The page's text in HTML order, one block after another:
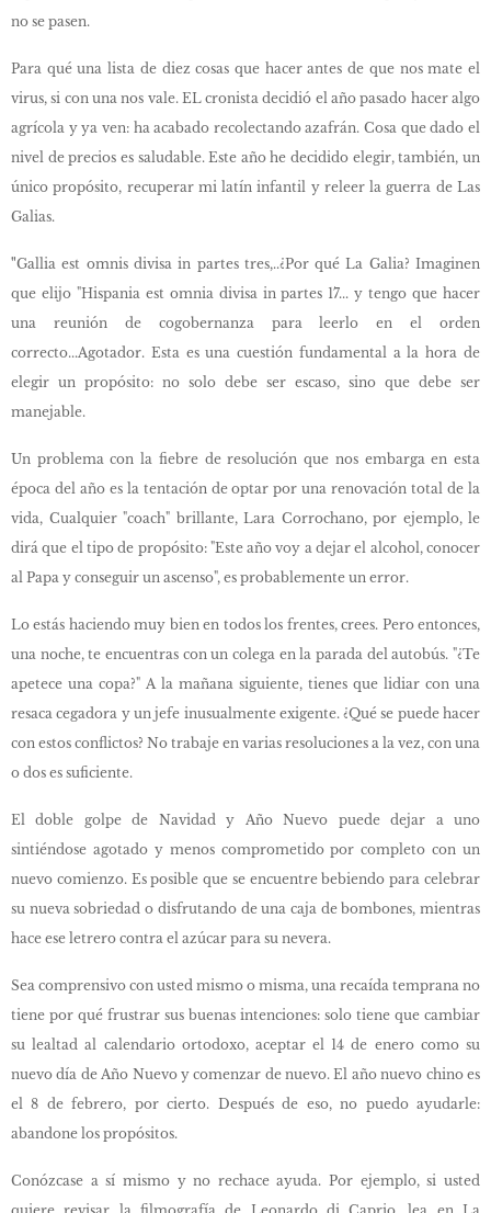
no se pasen.
Para qué una lista de diez cosas que hacer antes de que nos mate el
virus, si con una nos vale. EL cronista decidió el año pasado hacer algo
agrícola y ya ven: ha acabado recolectando azafrán. Cosa que dado el
nivel de precios es saludable. Este año he decidido elegir, también, un
único propósito, recuperar mi latín infantil y releer la guerra de Las
Galias.
"Gallia est omnis divisa in partes tres,..¿Por qué La Galia? Imaginen
que elijo "Hispania est omnia divisa in partes 17... y tengo que hacer
una reunión de cogobernanza para leerlo en el orden
correcto...Agotador. Esta es una cuestión fundamental a la hora de
elegir un propósito: no solo debe ser escaso, sino que debe ser
manejable.
Un problema con la fiebre de resolución que nos embarga en esta
época del año es la tentación de optar por una renovación total de la
vida, Cualquier "coach" brillante, Lara Corrochano, por ejemplo, le
dirá que el tipo de propósito: "Este año voy a dejar el alcohol, conocer
al Papa y conseguir un ascenso", es probablemente un error.
Lo estás haciendo muy bien en todos los frentes, crees. Pero entonces,
una noche, te encuentras con un colega en la parada del autobús. "¿Te
apetece una copa?" A la mañana siguiente, tienes que lidiar con una
resaca cegadora y un jefe inusualmente exigente. ¿Qué se puede hacer
con estos conflictos? No trabaje en varias resoluciones a la vez, con una
o dos es suficiente.
El doble golpe de Navidad y Año Nuevo puede dejar a uno
sintiéndose agotado y menos comprometido por completo con un
nuevo comienzo. Es posible que se encuentre bebiendo para celebrar
su nueva sobriedad o disfrutando de una caja de bombones, mientras
hace ese letrero contra el azúcar para su nevera.
Sea comprensivo con usted mismo o misma, una recaída temprana no
tiene por qué frustrar sus buenas intenciones: solo tiene que cambiar
su lealtad al calendario ortodoxo, aceptar el 14 de enero como su
nuevo día de Año Nuevo y comenzar de nuevo. El año nuevo chino es
el 8 de febrero, por cierto. Después de eso, no puedo ayudarle:
abandone los propósitos.
Conózcase a sí mismo y no rechace ayuda. Por ejemplo, si usted